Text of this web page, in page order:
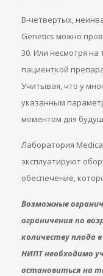
В-четвертых,
Genetics можно
30. Или несмотря на
пациенткой
Учитывая, что у
указанным
моментом для
Лаборатория
эксплуатируют
обеспечение,
Возможные
ограничения по
количеству плода
НИПТ необходимо
остановиться на